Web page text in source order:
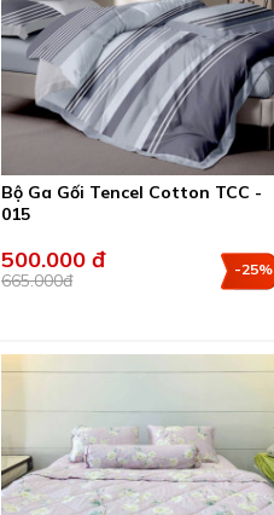
Bộ Ga Gối Tencel Cotton TCC -
015
500.000 đ
665.000đ
-25%